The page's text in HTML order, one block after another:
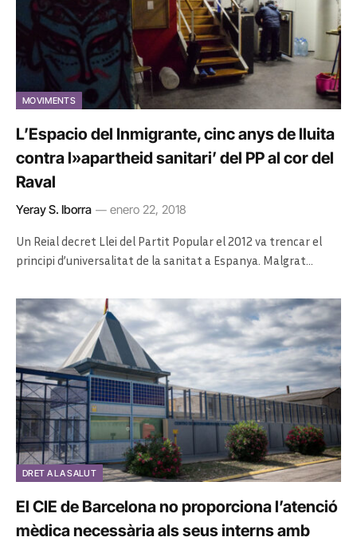
MOVIMENTS
L’Espacio del Inmigrante, cinc anys de lluita
contra l»apartheid sanitari’ del PP al cor del
Raval
Yeray S. Iborra enero 22, 2018
Un Reial decret Llei del Partit Popular el 2012 va trencar el
principi d’universalitat de la sanitat a Espanya. Malgrat…
DRET A LA SALUT
El CIE de Barcelona no proporciona l’atenció
mèdica necessària als seus interns amb